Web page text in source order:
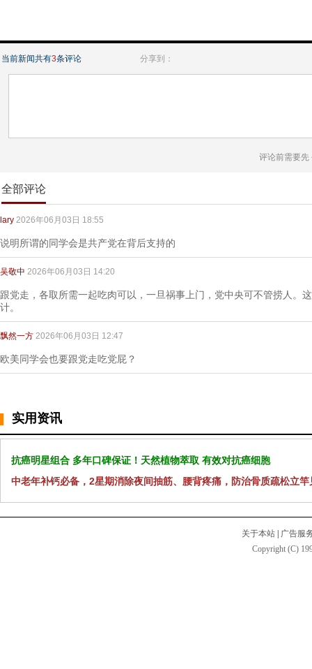
当前新闻共有3条评论 分享到：
评论前需要先
全部评论
lary 2026年06月03日 18:55
说明所谓的同学会是共产党在背后支持的
吴敬中 2026年06月03日 14:20
跟党走，各取所需一起吃肉可以，一旦祸事上门，党中央可不管捞人。
计。
飘然一方 2026年06月03日 12:47
欧美同学会也要跟党走吃党屁？
实用资讯
抗癌明星组合 多年口碑保证！天然植物萃取 有效对抗癌细胞
中老年补钙必备，2星期消除夜间抽筋、腰背疼痛，防治骨质疏松立竿
关于本站
广告服
Copyright (C)